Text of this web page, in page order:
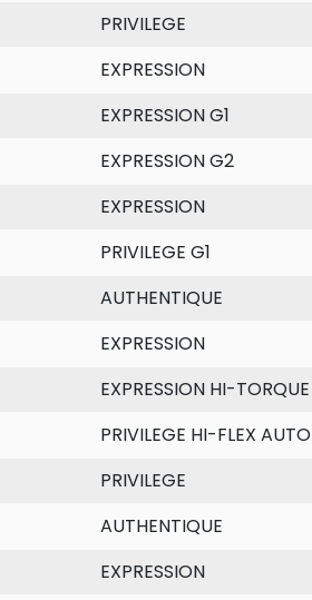
PRIVILEGE
EXPRESSION
EXPRESSION G1
EXPRESSION G2
EXPRESSION
PRIVILEGE G1
AUTHENTIQUE
EXPRESSION
EXPRESSION HI-TORQUE
PRIVILEGE HI-FLEX AUTO
PRIVILEGE
AUTHENTIQUE
EXPRESSION